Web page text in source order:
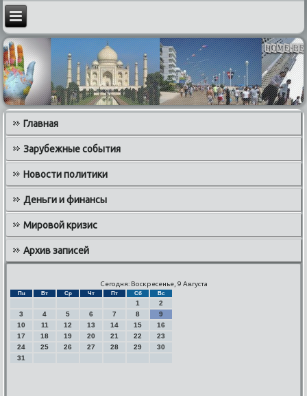
Главная
Зарубежные события
Новости политики
Деньги и финансы
Мировой кризис
Архив записей
Сегодня: Воскресенье, 9 Августа
Пн Вт Ср Чт Пт Сб Вс
1
2
3
4 5 6 7 8
9
10
11 12 13 14 15
16
17
18 19 20 21 22
23
24
25 26 27 28 29
30
31